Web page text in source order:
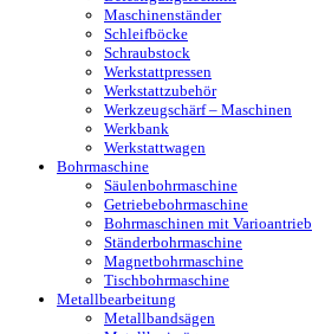
Maschinenständer
Schleifböcke
Schraubstock
Werkstattpressen
Werkstattzubehör
Werkzeugschärf – Maschinen
Werkbank
Werkstattwagen
Bohrmaschine
Säulenbohrmaschine
Getriebebohrmaschine
Bohrmaschinen mit Varioantrieb
Ständerbohrmaschine
Magnetbohrmaschine
Tischbohrmaschine
Metallbearbeitung
Metallbandsägen